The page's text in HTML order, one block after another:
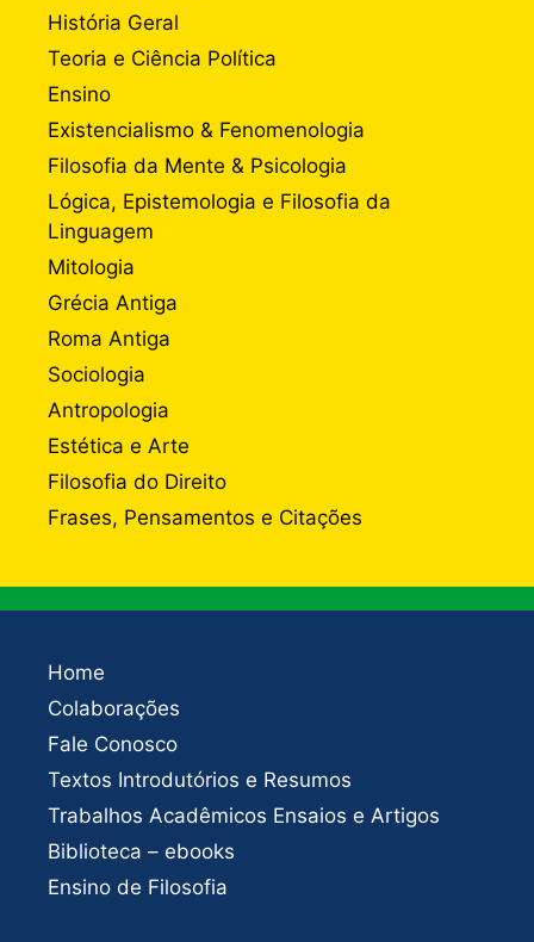
História Geral
Teoria e Ciência Política
Ensino
Existencialismo & Fenomenologia
Filosofia da Mente & Psicologia
Lógica, Epistemologia e Filosofia da
Linguagem
Mitologia
Grécia Antiga
Roma Antiga
Sociologia
Antropologia
Estética e Arte
Filosofia do Direito
Frases, Pensamentos e Citações
Home
Colaborações
Fale Conosco
Textos Introdutórios e Resumos
Trabalhos Acadêmicos Ensaios e Artigos
Biblioteca – ebooks
Ensino de Filosofia